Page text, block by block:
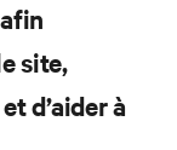
site,
d’aider à